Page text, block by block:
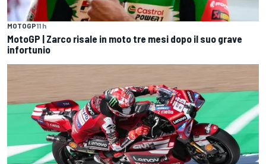
MOTOGP11 h
MotoGP | Zarco risale in moto tre mesi dopo il suo grave
infortunio